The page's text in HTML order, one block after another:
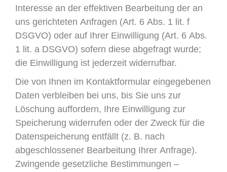
Interesse an der effektiven Bearbeitung der an
uns gerichteten Anfragen (Art. 6 Abs. 1 lit. f
DSGVO) oder auf Ihrer Einwilligung (Art. 6 Abs.
1 lit. a DSGVO) sofern diese abgefragt wurde;
die Einwilligung ist jederzeit widerrufbar.
Die von Ihnen im Kontaktformular eingegebenen
Daten verbleiben bei uns, bis Sie uns zur
Löschung auffordern, Ihre Einwilligung zur
Speicherung widerrufen oder der Zweck für die
Datenspeicherung entfällt (z. B. nach
abgeschlossener Bearbeitung Ihrer Anfrage).
Zwingende gesetzliche Bestimmungen –